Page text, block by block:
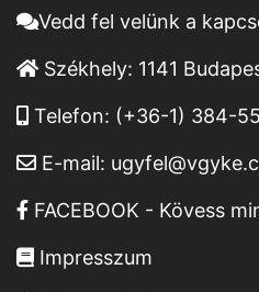
Vedd fel velünk a
Székhely: 1141
Telefon: (+36-1) 384-
E-mail:
FACEBOOK - Kövess
Impresszum